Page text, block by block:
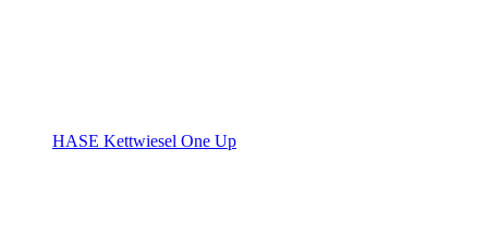
HASE Kettwiesel One Up